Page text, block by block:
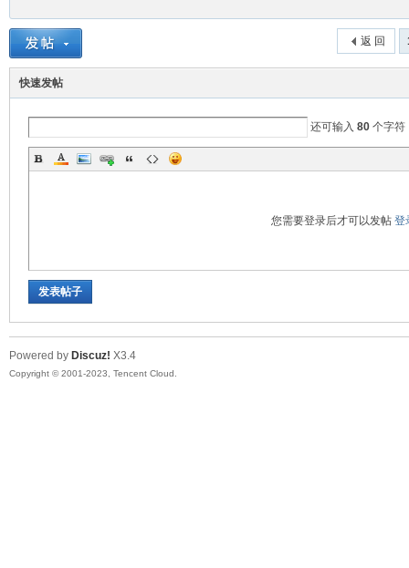
返 回
快速发帖
还可输入 80个字符
您需要登录后才可以发帖 登
发表帖子
Powered by Discuz! X3.4
Copyright © 2001-2023, Tencent Cloud.